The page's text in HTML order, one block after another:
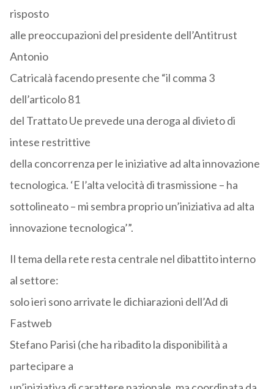
risposto
alle preoccupazioni del presidente dell’Antitrust
Antonio
Catricalà facendo presente che “il comma 3
dell’articolo 81
del Trattato Ue prevede una deroga al divieto di
intese restrittive
della concorrenza per le iniziative ad alta innovazione
tecnologica. ‘E l’alta velocità di trasmissione – ha
sottolineato – mi sembra proprio un’iniziativa ad alta
innovazione tecnologica’”.
Il tema della rete resta centrale nel dibattito interno
al settore:
solo ieri sono arrivate le dichiarazioni dell’Ad di
Fastweb
Stefano Parisi (che ha ribadito la disponibilità a
partecipare a